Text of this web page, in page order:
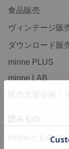
食品販売
ヴィンテージ販
ダウンロード販
minne PLUS
minne LAB
販売支援企画・
読みもの
minneとものづ